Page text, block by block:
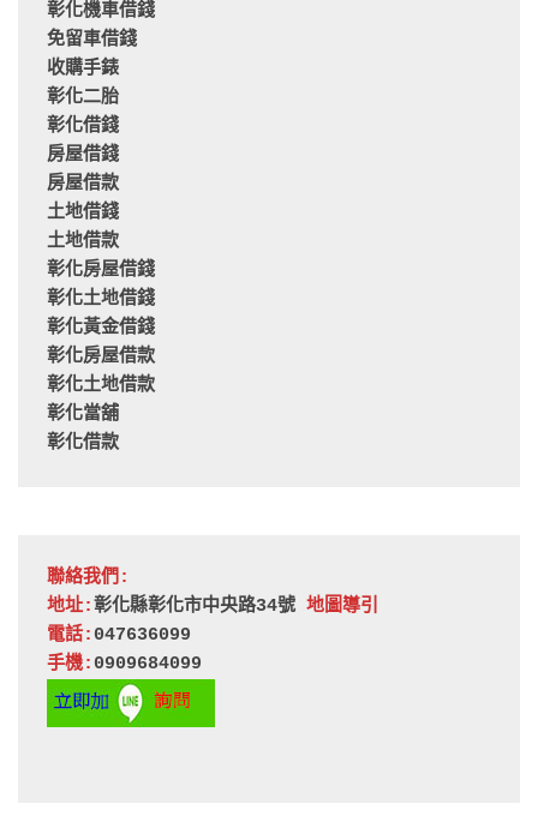
彰化機車借錢
免留車借錢
收購手錶
彰化二胎
彰化借錢
房屋借錢
房屋借款
土地借錢
土地借款
彰化房屋借錢
彰化土地借錢
彰化黃金借錢
彰化房屋借款
彰化土地借款
彰化當舖
彰化借款
聯絡我們:
地址:彰化縣彰化市中央路34號 地圖導引
電話: 047636099
手機: 0909684099